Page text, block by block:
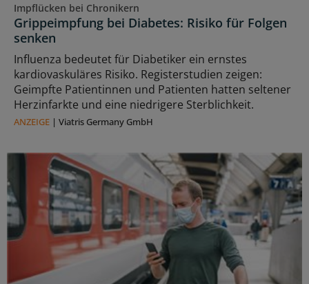
Impflücken bei Chronikern
Grippeimpfung bei Diabetes: Risiko für Folgen
senken
Influenza bedeutet für Diabetiker ein ernstes
kardiovaskuläres Risiko. Registerstudien zeigen:
Geimpfte Patientinnen und Patienten hatten seltener
Herzinfarkte und eine niedrigere Sterblichkeit.
ANZEIGE | Viatris Germany GmbH